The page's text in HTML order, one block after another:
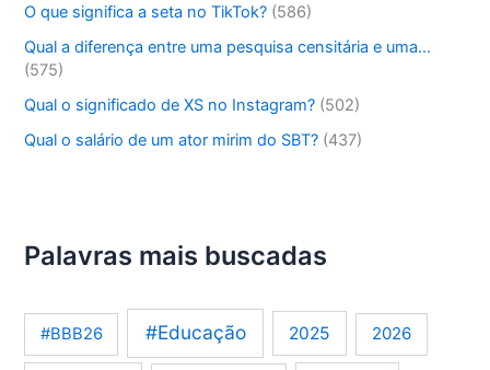
O que significa a seta no TikTok? (586)
Qual a diferença entre uma pesquisa censitária e uma…
(575)
Qual o significado de XS no Instagram? (502)
Qual o salário de um ator mirim do SBT? (437)
Palavras mais buscadas
#BBB26 #Educação 2025 2026